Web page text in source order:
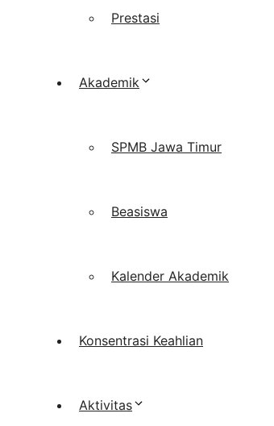
Prestasi
Akademik
SPMB Jawa Timur
Beasiswa
Kalender Akademik
Konsentrasi Keahlian
Aktivitas